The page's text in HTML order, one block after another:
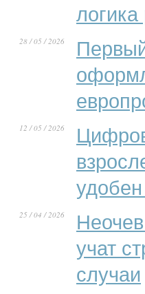
28 / 05 / 2026
12 / 05 / 2026
25 / 04 / 2026
учат
случаи